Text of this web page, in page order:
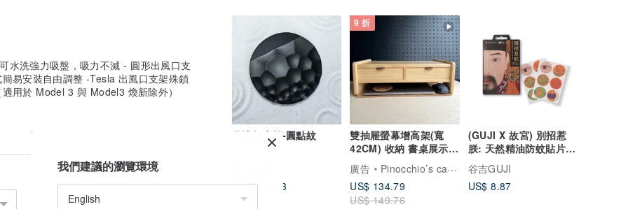
月涼如水盤-圓點紋
US$ 172.83
9 折
雙抽屜螢幕增高架(寬
42CM) 收納 書桌展示架
手工 客製化雷射雕刻
廣告
Pinocchio’s cabin
US$ 134.79
US$ 149.76
(GUJI X 故宮) 別招惹
朕: 天然精油防蚊貼片 -
6款圖案.12入
谷吉GUJI
US$ 8.87
水洗強力吸盤，吸力不減 - 圓形出風口支
易安裝自由調整 -Tesla 出風口支架殊鎖
用於 Model 3 與 Model3 煥新除外）
我們建議的瀏覽環境